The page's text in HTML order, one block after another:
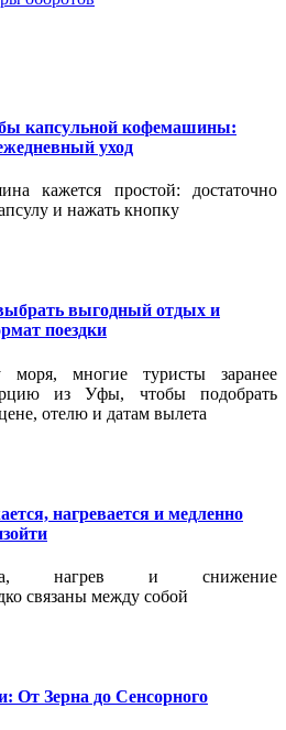
капсульной кофемашины:
уход
кажется простой: достаточно
и нажать кнопку
выгодный отдых и
поездки
многие туристы заранее
из Уфы, чтобы подобрать
отелю и датам вылета
нагревается и медленно
нагрев и снижение
связаны между собой
От Зерна до Сенсорного